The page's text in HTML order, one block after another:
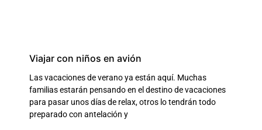
Viajar con niños en avión
Las vacaciones de verano ya están aquí. Muchas
familias estarán pensando en el destino de vacaciones
para pasar unos días de relax, otros lo tendrán todo
preparado con antelación y